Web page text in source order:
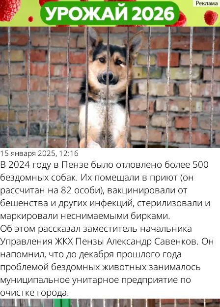
В Пензе за год отловили более
500 бродячих собак
Общество
15 января 2025, 12:16
В 2024 году в Пензе было отловлено более 500
бездомных собак. Их помещали в приют (он
рассчитан на 82 особи), вакцинировали от
бешенства и других инфекций, стерилизовали и
маркировали неснимаемыми бирками.
Об этом рассказал заместитель начальника
Управления ЖКХ Пензы Александр Савенков. Он
напомнил, что до декабря прошлого года
проблемой бездомных животных занималось
муниципальное унитарное предприятие по
очистке города.
В Пензе за год отловили более
500 бродячих собак
Общество
Другие
новости по
теме
Погода и
курсы
валют в
Пензе